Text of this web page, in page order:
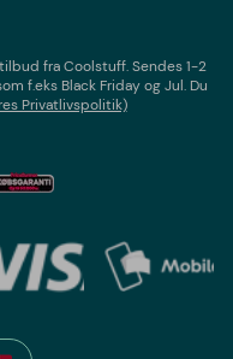
fraCoolstuff. Sendes 1-2
f.eks Black Friday og Jul. Du
Privatlivspolitik)